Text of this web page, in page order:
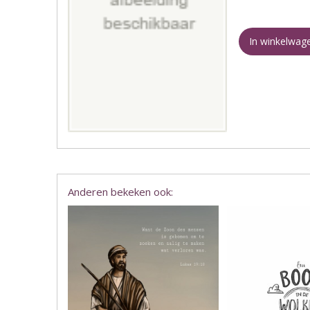
In
Anderen bekeken ook: